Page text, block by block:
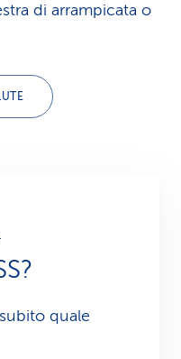
di arrampicata o
quale